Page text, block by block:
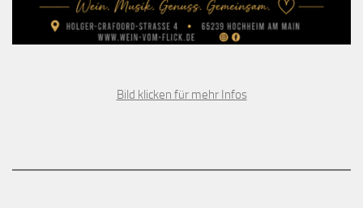
Bild klicken für mehr Infos